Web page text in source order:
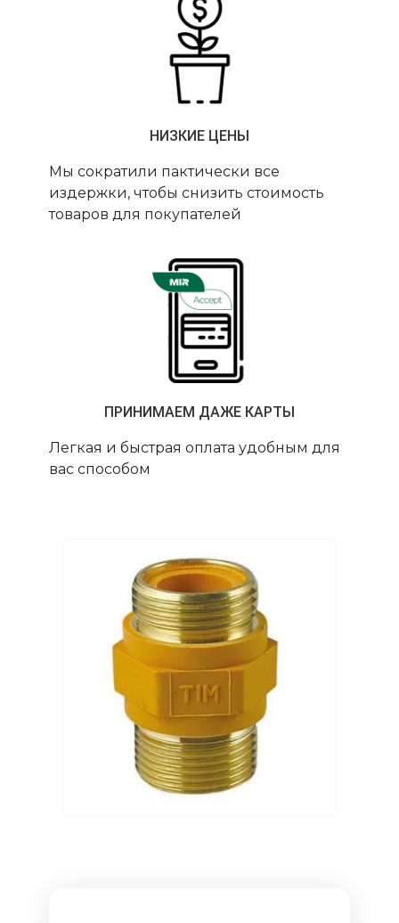
НИЗКИЕ ЦЕНЫ
Мы сократили пактически все
издержки, чтобы снизить стоимость
товаров для покупателей
ПРИНИМАЕМ ДАЖЕ КАРТЫ
Легкая и быстрая оплата удобным для
вас способом